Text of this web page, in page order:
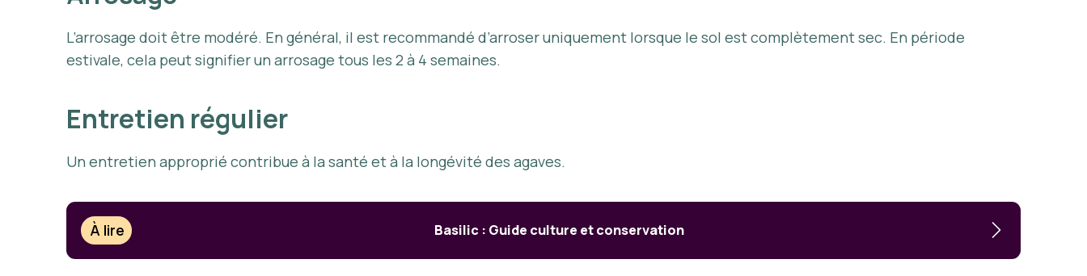
L’arrosage doit être modéré. En général, il est recommandé d’arroser uniquement lorsque le sol est complètement sec. En période
estivale, cela peut signifier un arrosage tous les 2 à 4 semaines.
Entretien régulier
Un entretien approprié contribue à la santé et à la longévité des agaves.
À lire Basilic : Guide culture et conservation